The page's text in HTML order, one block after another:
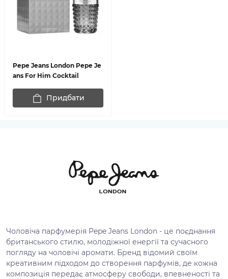
Pepe Jeans London Pepe Je
ans For Him Cocktail
Придбати
Чоловіча парфумерія Pepe Jeans London - це поєднання
британського стилю, молодіжної енергії та сучасного
погляду на чоловічі аромати. Бренд відомий своїм
креативним підходом до створення парфумів, де кожна
композиція передає атмосферу свободи, впевненості та